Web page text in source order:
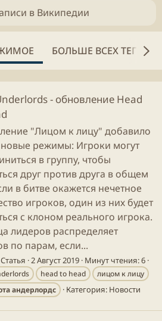
в Википедии
БОЛЬШЕ ВСЕХ ТЕГОВ
- обновление Head
"Лицом к лицу" добавило
новые режимы: Игроки могут
в группу, чтобы
друг против друга в общем
в битве окажется нечетное
игроков, один из них будет
с клоном реального игрока.
лидеров распределяет
по парам, если...
Статья 2 Август 2019 Минут чтения: 6
head to head
лицом к лицу
андерлордс Категория: Новости